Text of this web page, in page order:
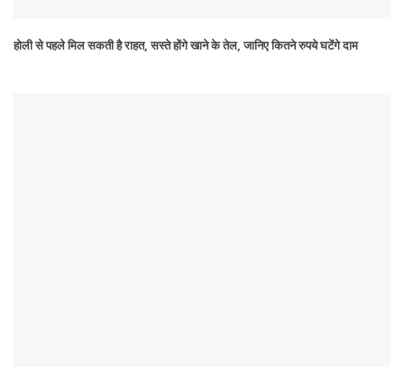
होली से पहले मिल सकती है राहत, सस्ते होंगे खाने के तेल, जानिए कितने रुपये घटेंगे दाम